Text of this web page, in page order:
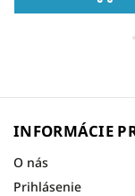
INFORMÁCIE
O nás
Prihlásenie